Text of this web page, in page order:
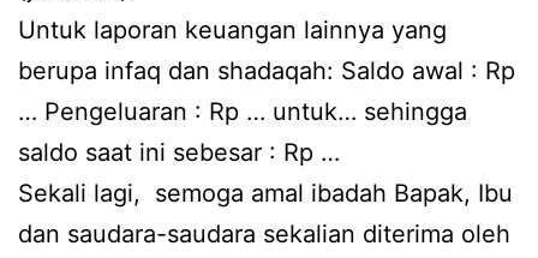
Untuk laporan keuangan lainnya yang
berupa infaq dan shadaqah: Saldo awal : Rp
… Pengeluaran : Rp … untuk… sehingga
saldo saat ini sebesar : Rp …
Sekali lagi, semoga amal ibadah Bapak, Ibu
dan saudara-saudara sekalian diterima oleh